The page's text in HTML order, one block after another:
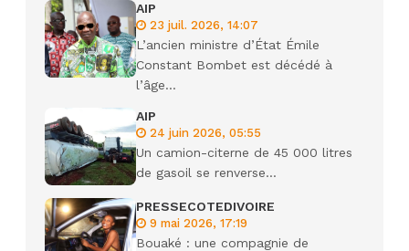
AIP
23 juil. 2026, 14:07
L’ancien ministre d’État Émile
Constant Bombet est décédé à
l’âge...
AIP
24 juin 2026, 05:55
Un camion-citerne de 45 000 litres
de gasoil se renverse...
PRESSECOTEDIVOIRE
9 mai 2026, 17:19
Bouaké : une compagnie de